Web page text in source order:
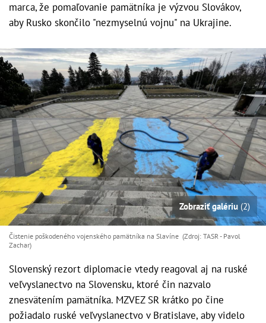
marca, že pomaľovanie pamätníka je výzvou Slovákov,
aby Rusko skončilo "nezmyselnú vojnu" na Ukrajine.
Zobraziť galériu (2)
Čistenie poškodeného vojenského pamätníka na Slavíne (Zdroj: TASR - Pavol
Zachar)
Slovenský rezort diplomacie vtedy reagoval aj na ruské
veľvyslanectvo na Slovensku, ktoré čin nazvalo
znesvätením pamätníka. MZVEZ SR krátko po čine
požiadalo ruské veľvyslanectvo v Bratislave, aby videlo